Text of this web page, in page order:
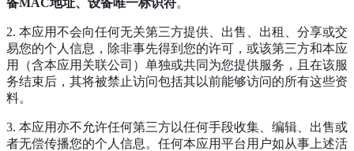
备MAC地址、设备唯一标识符。
2. 本应用不会向任何无关第三方提供、出售、出租、分享或交
易您的个人信息，除非事先得到您的许可，或该第三方和本应
用（含本应用关联公司）单独或共同为您提供服务，且在该服
务结束后，其将被禁止访问包括其以前能够访问的所有这些资
料。
3. 本应用亦不允许任何第三方以任何手段收集、编辑、出售或
者无偿传播您的个人信息。任何本应用平台用户如从事上述活